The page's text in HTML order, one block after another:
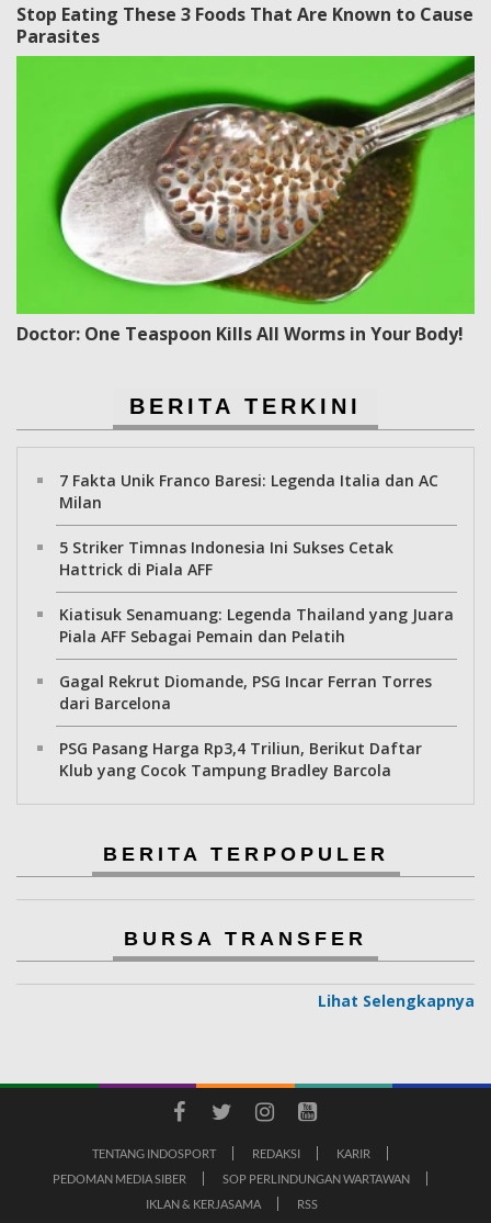
Stop Eating These 3 Foods That Are Known to Cause
Parasites
Doctor: One Teaspoon Kills All Worms in Your Body!
BERITA TERKINI
7 Fakta Unik Franco Baresi: Legenda Italia dan AC
Milan
5 Striker Timnas Indonesia Ini Sukses Cetak
Hattrick di Piala AFF
Kiatisuk Senamuang: Legenda Thailand yang Juara
Piala AFF Sebagai Pemain dan Pelatih
Gagal Rekrut Diomande, PSG Incar Ferran Torres
dari Barcelona
PSG Pasang Harga Rp3,4 Triliun, Berikut Daftar
Klub yang Cocok Tampung Bradley Barcola
BERITA TERPOPULER
BURSA TRANSFER
Lihat Selengkapnya
TENTANG INDOSPORT REDAKSI
KARIR
PEDOMAN MEDIA SIBER
SOP PERLINDUNGAN WARTAWAN
IKLAN & KERJASAMA
RSS